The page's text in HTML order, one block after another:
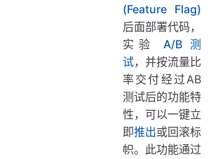
(Feature Flag)
后面部署代码，
实验 A/B 测
试，并按流量比
率交付经过AB
测试后的功能特
性，可以一键立
即推出或回滚标
帜。此功能通过